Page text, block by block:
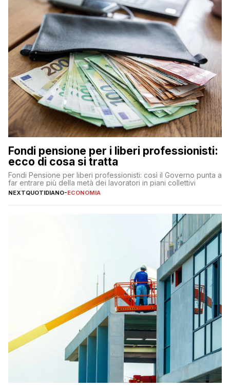
Fondi pensione per i liberi professionisti:
ecco di cosa si tratta
Fondi Pensione per liberi professionisti: così il Governo punta a
far entrare più della metà dei lavoratori in piani collettivi
NEXTQUOTIDIANO-ECONOMIA